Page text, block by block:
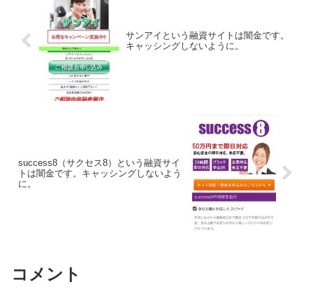
サンアイという融資サイトは闇金です。
キャッシングしないように。
success8（サクセス8）という融資サイ
トは闇金です。キャッシングしないよう
に。
コメント